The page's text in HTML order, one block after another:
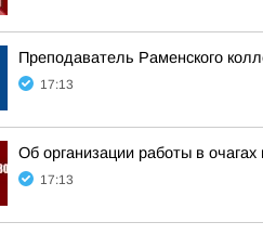
Преподаватель Раменского
17:13
Об организации работы в
17:13